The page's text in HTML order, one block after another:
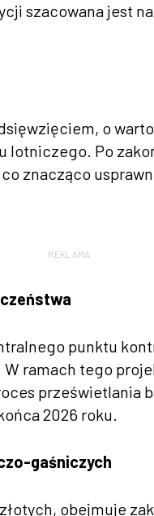
szacowana jest na
o
lotniczego. Po
znacząco
REKLAMA
punktu
ramach tego
prześwietlania
2026 roku.
gaśniczych
obejmuje